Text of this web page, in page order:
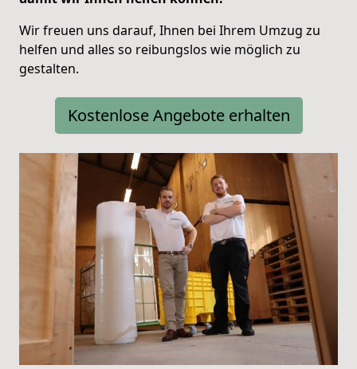
Wir freuen uns darauf, Ihnen bei Ihrem Umzug zu
helfen und alles so reibungslos wie möglich zu
gestalten.
Kostenlose Angebote erhalten